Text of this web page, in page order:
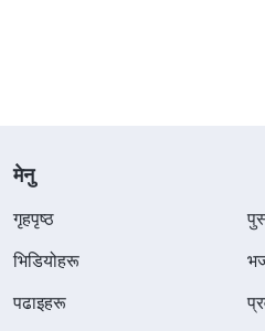
मेनु
गृहपृष्ठ
भिडियोहरू
पढाइहरू